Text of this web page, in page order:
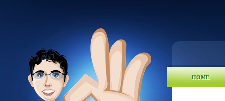
HOME